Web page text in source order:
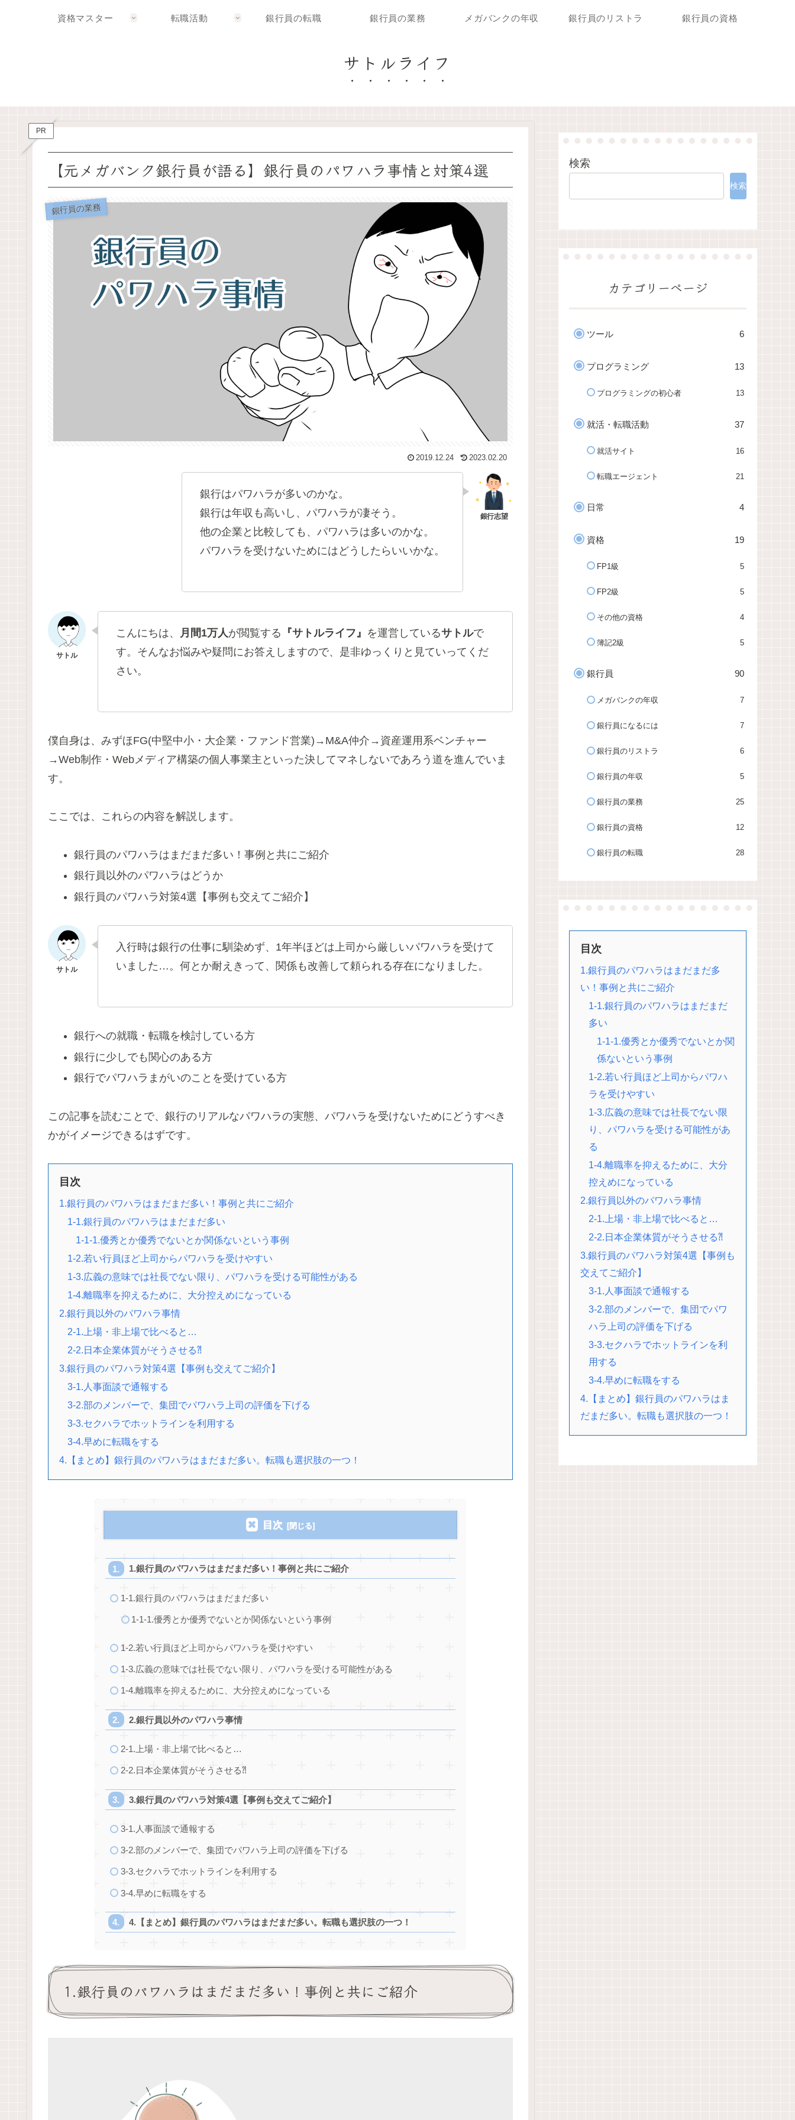
サトルライフ
資格マスター 転職活動 銀行員の転職 銀行員の業務 メガバンクの年収 銀行員のリストラ 銀行員の資格
PR
【元メガバンク銀行員が語る】銀行員のパワハラ事情と対策4選
銀行員の業務
2019.12.24 2023.02.20
銀行はパワハラが多いのかな。
銀行は年収も高いし、パワハラが凄そう。
他の企業と比較しても、パワハラは多いのかな。
パワハラを受けないためにはどうしたらいいかな。
こんにちは、 月間1万人が閲覧する 『サトルライフ』 を運営しているサトルで
す。そんなお悩みや疑問にお答えしますので、是非ゆっくりと見ていってくだ
さい。
僕自身は、みずほFG(中堅中小・大企業・ファンド営業)→M&A仲介→資産運用系ベンチャー
→Web制作・Webメディア構築の個人事業主といった決してマネしないであろう道を進んでいま
す。
ここでは、これらの内容を解説します。
銀行員のパワハラはまだまだ多い！事例と共にご紹介
銀行員以外のパワハラはどうか
銀行員のパワハラ対策4選【事例も交えてご紹介】
入行時は銀行の仕事に馴染めず、1年半ほどは上司から厳しいパワハラを受けて
いました…。何とか耐えきって、関係も改善して頼られる存在になりました。
銀行への就職・転職を検討している方
銀行に少しでも関心のある方
銀行でパワハラまがいのことを受けている方
この記事を読むことで、銀行のリアルなパワハラの実態、パワハラを受けないためにどうすべき
かがイメージできるはずです。
目次
1.銀行員のパワハラはまだまだ多い！事例と共にご紹介
1-1.銀行員のパワハラはまだまだ多い
1-1-1.優秀とか優秀でないとか関係ないという事例
1-2.若い行員ほど上司からパワハラを受けやすい
1-3.広義の意味では社長でない限り、パワハラを受ける可能性がある
1-4.離職率を抑えるために、大分控えめになっている
2.銀行員以外のパワハラ事情
2-1.上場・非上場で比べると…
2-2.日本企業体質がそうさせる⁈
3.銀行員のパワハラ対策4選【事例も交えてご紹介】
3-1.人事面談で通報する
3-2.部のメンバーで、集団でパワハラ上司の評価を下げる
3-3.セクハラでホットラインを利用する
3-4.早めに転職をする
4.【まとめ】銀行員のパワハラはまだまだ多い。転職も選択肢の一つ！
目次
1.銀行員のパワハラはまだまだ多い！事例と共にご紹介
1-1.銀行員のパワハラはまだまだ多い
1-1-1.優秀とか優秀でないとか関係ないという事例
1-2.若い行員ほど上司からパワハラを受けやすい
1-3.広義の意味では社長でない限り、パワハラを受ける可能性がある
1-4.離職率を抑えるために、大分控えめになっている
2.銀行員以外のパワハラ事情
2-1.上場・非上場で比べると…
2-2.日本企業体質がそうさせる⁈
3.銀行員のパワハラ対策4選【事例も交えてご紹介】
3-1.人事面談で通報する
3-2.部のメンバーで、集団でパワハラ上司の評価を下げる
3-3.セクハラでホットラインを利用する
3-4.早めに転職をする
4.【まとめ】銀行員のパワハラはまだまだ多い。転職も選択肢の一つ！
1.銀行員のパワハラはまだまだ多い！事例と共にご紹介
検索
検索
カテゴリーページ
ツール 6
プログラミング 13
プログラミングの初心者 13
就活・転職活動 37
就活サイト 16
転職エージェント 21
日常 4
資格 19
FP1級 5
FP2級 5
その他の資格 4
簿記2級 5
銀行員 90
メガバンクの年収 7
銀行員になるには 7
銀行員のリストラ 6
銀行員の年収 5
銀行員の業務 25
銀行員の資格 12
銀行員の転職 28
目次
1.銀行員のパワハラはまだまだ多
い！事例と共にご紹介
1-1.銀行員のパワハラはまだまだ
多い
1-1-1.優秀とか優秀でないとか関
係ないという事例
1-2.若い行員ほど上司からパワハ
ラを受けやすい
1-3.広義の意味では社長でない限
り、パワハラを受ける可能性があ
る
1-4.離職率を抑えるために、大分
控えめになっている
2.銀行員以外のパワハラ事情
2-1.上場・非上場で比べると…
2-2.日本企業体質がそうさせる⁈
3.銀行員のパワハラ対策4選【事例も
交えてご紹介】
3-1.人事面談で通報する
3-2.部のメンバーで、集団でパワ
ハラ上司の評価を下げる
3-3.セクハラでホットラインを利
用する
3-4.早めに転職をする
4.【まとめ】銀行員のパワハラはま
だまだ多い。転職も選択肢の一つ！